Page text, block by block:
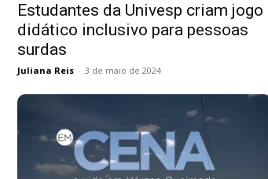
Estudantes da Univesp criam jogo
didático inclusivo para pessoas
surdas
Juliana Reis - 3 de maio de 2024